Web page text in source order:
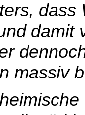
dass
damit
massiv